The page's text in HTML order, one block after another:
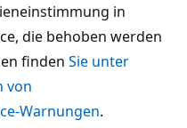
in
die behoben werden
finden Sie unter
von
Warnungen.